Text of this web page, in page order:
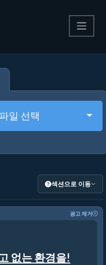
일 선택
섹션으로 이동
광고 제거
없는 환경을!